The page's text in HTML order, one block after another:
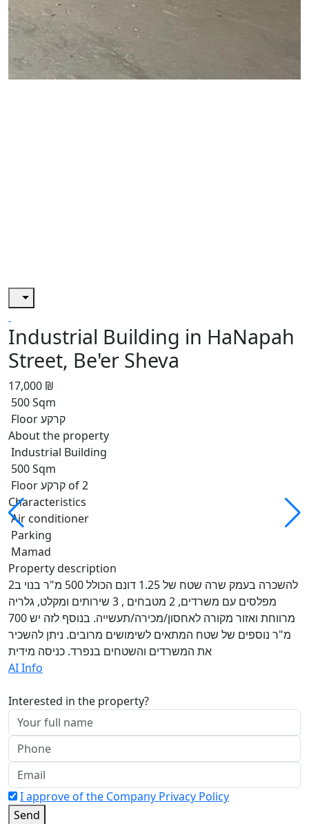
Industrial Building in HaNapah
Street, Be'er Sheva
17,000 ₪
500 Sqm
Floor קרקע
About the property
Industrial Building
500 Sqm
Floor קרקע of 2
Characteristics
Air conditioner
Parking
Mamad
Property description
להשכרה בעמק שרה שטח של 1.25 דונם הכולל 500 מ"ר בנוי ב2
מפלסים עם משרדים, 2 מטבחים , 3 שירותים ומקלט, גלריה
מרווחת ואזור מקורה לאחסון/מכירה/תעשייה. בנוסף לזה יש 700
מ"ר נוספים של שטח המתאים לשימושים מרובים. ניתן להשכיר
את המשרדים והשטחים בנפרד. כניסה מידית
AI Info
Interested in the property?
I approve of the Company Privacy Policy
Send